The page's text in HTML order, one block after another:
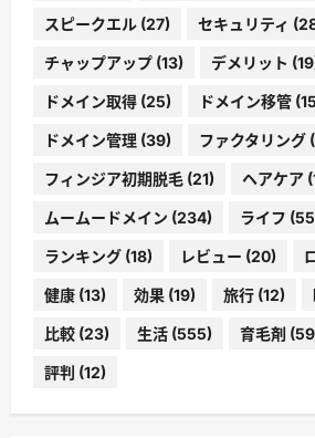
スピークエル (27) セキュリティ
チャップアップ (13) デメリット
ドメイン取得 (25) ドメイン移管
ドメイン管理 (39) ファクタリング
フィンジア初期脱毛 (21) ヘアケア
ムームードメイン (234) ライフ
ランキング (18) レビュー (20)
健康 (13) 効果 (19) 旅行 (12)
比較 (23) 生活 (555) 育毛剤
評判 (12)